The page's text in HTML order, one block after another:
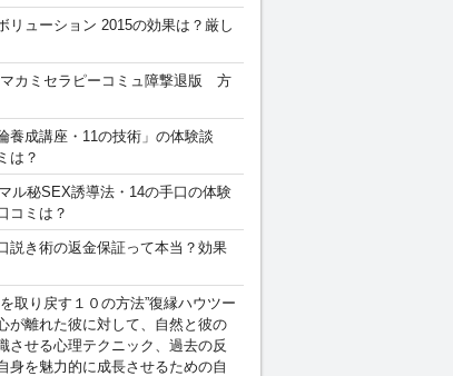
リューション 2015の効果は？厳し
カミセラピーコミュ障撃退版 方
養成講座・11の技術」の体験談
は？
ル秘SEX誘導法・14の手口の体験
コミは？
説き術の返金保証って本当？効果
を取り戻す１０の方法”復縁ハウツー
が離れた彼に対して、自然と彼の
させる心理テクニック、過去の反
身を魅力的に成長させるための自